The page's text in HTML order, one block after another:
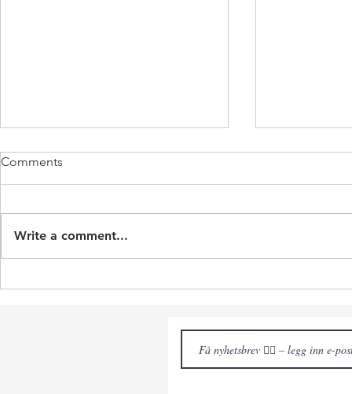
Skal bli smarthotell
Comments
Write a comment...